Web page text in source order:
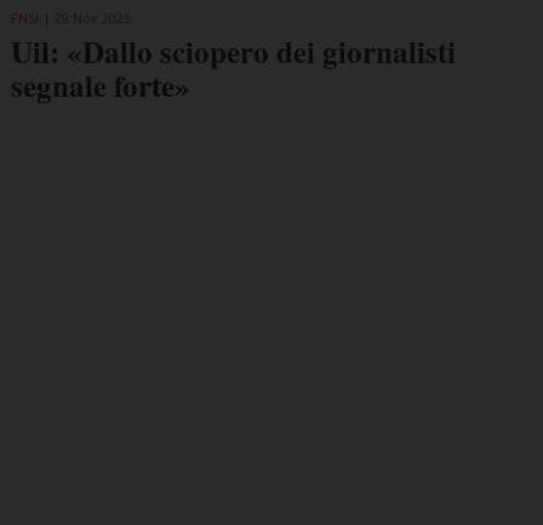
FNSI
Uil: «Dallo sciopero dei giornalisti
segnale forte»